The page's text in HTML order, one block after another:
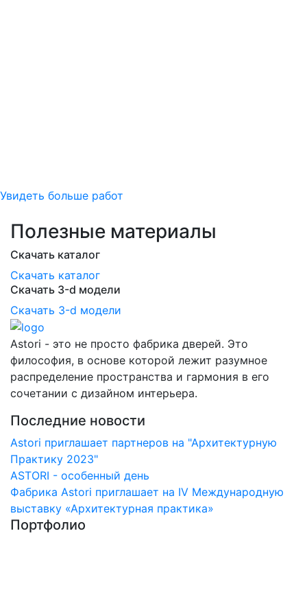
Увидеть больше работ
Полезные материалы
Скачать каталог
Скачать каталог
Скачать 3-d модели
Скачать 3-d модели
Astori - это не просто фабрика дверей. Это
философия, в основе которой лежит разумное
распределение пространства и гармония в его
сочетании с дизайном интерьера.
Последние новости
Astori приглашает партнеров на "Архитектурную
Практику 2023"
ASTORI - особенный день
Фабрика Astori приглашает на IV Международную
выставку «Архитектурная практика»
Портфолио